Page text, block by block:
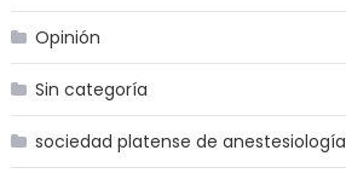
Opinión
Sin categoría
sociedad platense de anestesiología